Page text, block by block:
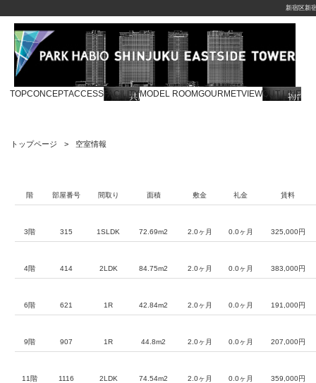
新宿区新
TOPCONCEPTACCESS FACILITYMODEL ROOMGOURMETVIEWOUT LINE
トップページ 空室情報
階 部屋番号 間取り 面積 敷金 礼金 賃料
3階 315 1SLDK 72.69m2 2.0ヶ月 0.0ヶ月 325,000円
4階 414 2LDK 84.75m2 2.0ヶ月 0.0ヶ月 383,000円
6階 621 1R 42.84m2 2.0ヶ月 0.0ヶ月 191,000円
9階 907 1R 44.8m2 2.0ヶ月 0.0ヶ月 207,000円
11階 1116 2LDK 74.54m2 2.0ヶ月 0.0ヶ月 359,000円